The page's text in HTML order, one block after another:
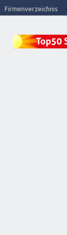
Firmenverzeichnis